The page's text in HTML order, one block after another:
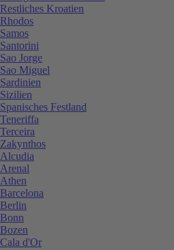
Restliches Kroatien
Rhodos
Samos
Santorini
Sao Jorge
Sao Miguel
Sardinien
Sizilien
Spanisches Festland
Teneriffa
Terceira
Zakynthos
Alcudia
Arenal
Athen
Barcelona
Berlin
Bonn
Bozen
Cala d'Or